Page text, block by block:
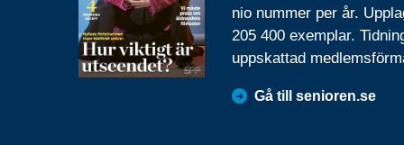
nio nummer per år.
205 400 exemplar.
uppskattad
Gå till senioren.se